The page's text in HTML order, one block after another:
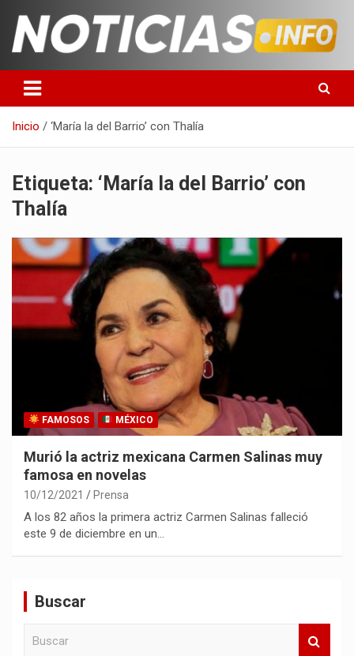
contenido
Noticias en español
Inicio ‘María la del Barrio’ con Thalía
Etiqueta: ‘María la del Barrio’ con
Thalía
FAMOSOS MÉXICO
Murió la actriz mexicana Carmen Salinas muy
famosa en novelas
10/12/2021 Prensa
A los 82 años la primera actriz Carmen Salinas falleció
este 9 de diciembre en un…
Buscar